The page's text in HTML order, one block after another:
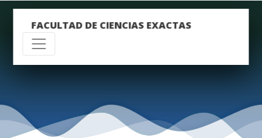
FACULTAD DE CIENCIAS EXACTAS